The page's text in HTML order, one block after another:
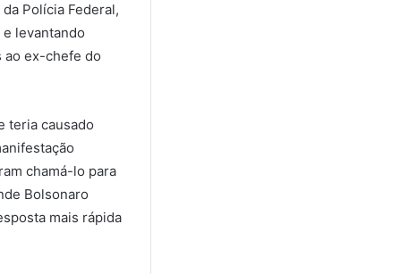
Polícia Federal,
levantando
ao ex-chefe do
teria causado
chamá-lo para
Bolsonaro
mais rápida